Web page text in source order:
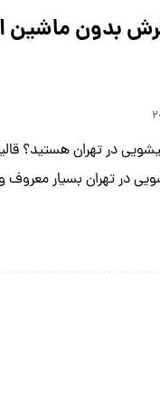
بدون ماشین
در تهران هستید؟
در تهران بسیار معروف